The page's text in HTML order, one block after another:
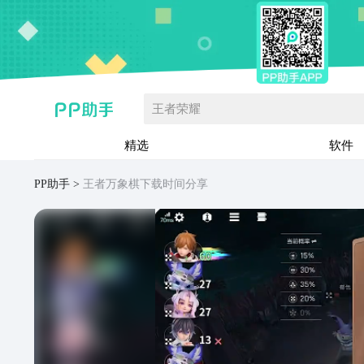
王者荣耀
精选 软件
PP助手 王者万象棋下载时间分享